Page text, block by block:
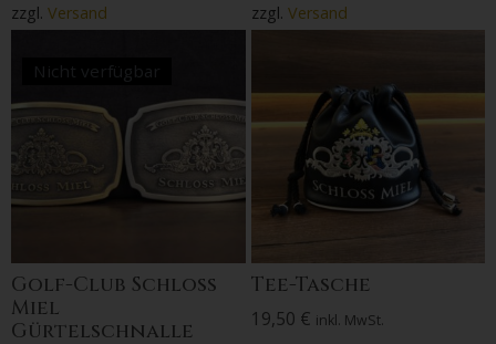
zzgl. Versand zzgl. Versand
Nicht verfügbar
Golf-Club Schloss
Miel
Gürtelschnalle
Tee-Tasche
19,50 € inkl. MwSt.